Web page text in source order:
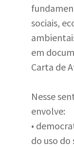
sociais,
em
Carta de
Nesse
envolve:
•
do uso do